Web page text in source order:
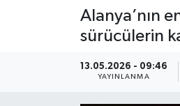
Alanya’nın
sürücülerin
13.05.2026 - 09:46
YAYINLANMA
Son Dakika Haberleri